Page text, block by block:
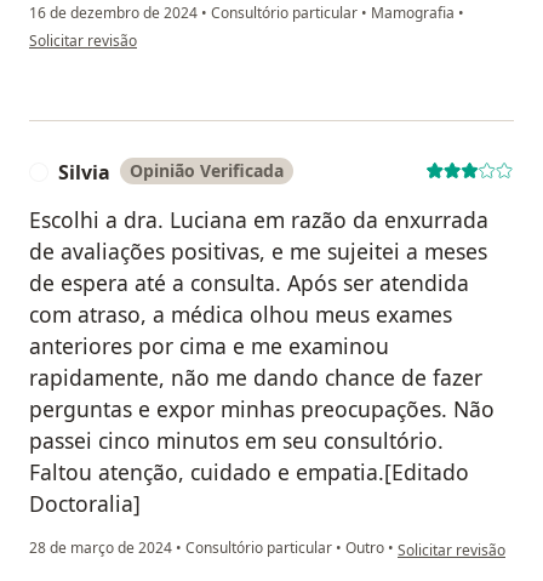
16 de dezembro de 2024 • Consultório particular • Mamografia •
na opinião do utilizador Natalia
Solicitar revisão
Silvia Opinião Verificada
Escolhi a dra. Luciana em razão da enxurrada
de avaliações positivas, e me sujeitei a meses
de espera até a consulta. Após ser atendida
com atraso, a médica olhou meus exames
anteriores por cima e me examinou
rapidamente, não me dando chance de fazer
perguntas e expor minhas preocupações. Não
passei cinco minutos em seu consultório.
Faltou atenção, cuidado e empatia.[Editado
Doctoralia]
28 de março de 2024 • Consultório particular • Outro • na opinião do
Solicitar revisão